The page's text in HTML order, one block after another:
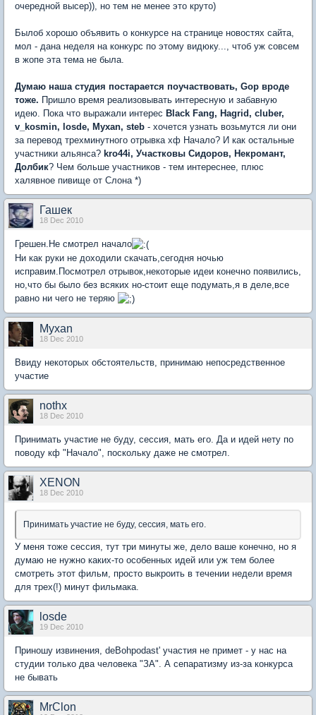
очередной высер)), но тем не менее это круто)
Былоб хорошо объявить о конкурсе на странице новостях сайта,
мол - дана неделя на конкурс по этому видюку..., чтоб уж совсем
в жопе эта тема не была.
Думаю наша студия постарается поучаствовать, Gop вроде
тоже. Пришло время реализовывать интересную и забавную
идею. Пока что выражали интерес Black Fang, Hagrid, cluber,
v_kosmin, losde, Myxan, steb - хочется узнать возьмутся ли они
за перевод трехминутного отрывка хф Начало? И как остальные
участники альянса? kro44i, Участковы Сидоров, Некромант,
Долбик? Чем больше участников - тем интереснее, плюс
халявное пивище от Слона *)
Гашек
18 Dec 2010
Грешен.Не смотрел начало
Ни как руки не доходили скачать,сегодня ночью
исправим.Посмотрел отрывок,некоторые идеи конечно появились,
но,что бы было без всяких но-стоит еще подумать,я в деле,все
равно ни чего не теряю
Myxan
18 Dec 2010
Ввиду некоторых обстоятельств, принимаю непосредственное
участие
nothx
18 Dec 2010
Принимать участие не буду, сессия, мать его. Да и идей нету по
поводу кф "Начало", поскольку даже не смотрел.
XENON
18 Dec 2010
Принимать участие не буду, сессия, мать его.
У меня тоже сессия, тут три минуты же, дело ваше конечно, но я
думаю не нужно каких-то особенных идей или уж тем более
смотреть этот фильм, просто выкроить в течении недели время
для трех(!) минут фильмака.
losde
19 Dec 2010
Приношу извинения, deBohpodast' участия не примет - у нас на
студии только два человека "ЗА". А сепаратизму из-за конкурса
не бывать
MrClon